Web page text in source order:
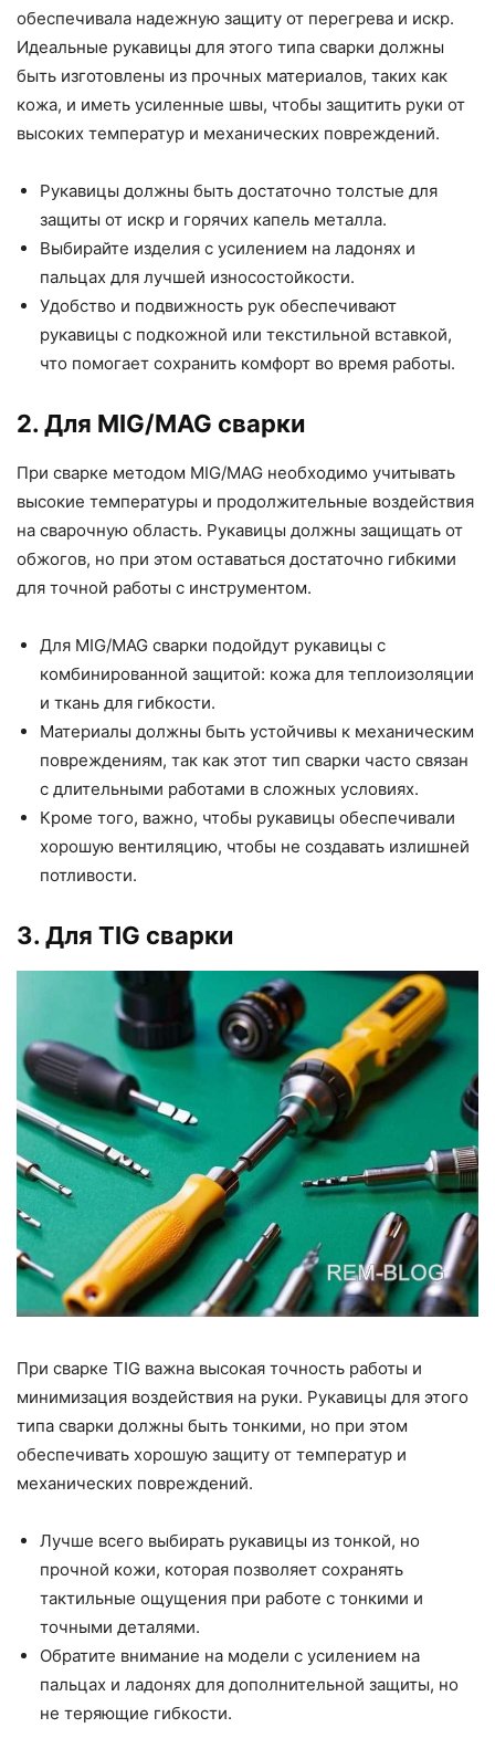
обеспечивала надежную защиту от перегрева и искр.
Идеальные рукавицы для этого типа сварки должны
быть изготовлены из прочных материалов, таких как
кожа, и иметь усиленные швы, чтобы защитить руки от
высоких температур и механических повреждений.
Рукавицы должны быть достаточно толстые для
защиты от искр и горячих капель металла.
Выбирайте изделия с усилением на ладонях и
пальцах для лучшей износостойкости.
Удобство и подвижность рук обеспечивают
рукавицы с подкожной или текстильной вставкой,
что помогает сохранить комфорт во время работы.
2. Для MIG/MAG сварки
При сварке методом MIG/MAG необходимо учитывать
высокие температуры и продолжительные воздействия
на сварочную область. Рукавицы должны защищать от
обжогов, но при этом оставаться достаточно гибкими
для точной работы с инструментом.
Для MIG/MAG сварки подойдут рукавицы с
комбинированной защитой: кожа для теплоизоляции
и ткань для гибкости.
Материалы должны быть устойчивы к механическим
повреждениям, так как этот тип сварки часто связан
с длительными работами в сложных условиях.
Кроме того, важно, чтобы рукавицы обеспечивали
хорошую вентиляцию, чтобы не создавать излишней
потливости.
3. Для TIG сварки
При сварке TIG важна высокая точность работы и
минимизация воздействия на руки. Рукавицы для этого
типа сварки должны быть тонкими, но при этом
обеспечивать хорошую защиту от температур и
механических повреждений.
Лучше всего выбирать рукавицы из тонкой, но
прочной кожи, которая позволяет сохранять
тактильные ощущения при работе с тонкими и
точными деталями.
Обратите внимание на модели с усилением на
пальцах и ладонях для дополнительной защиты, но
не теряющие гибкости.